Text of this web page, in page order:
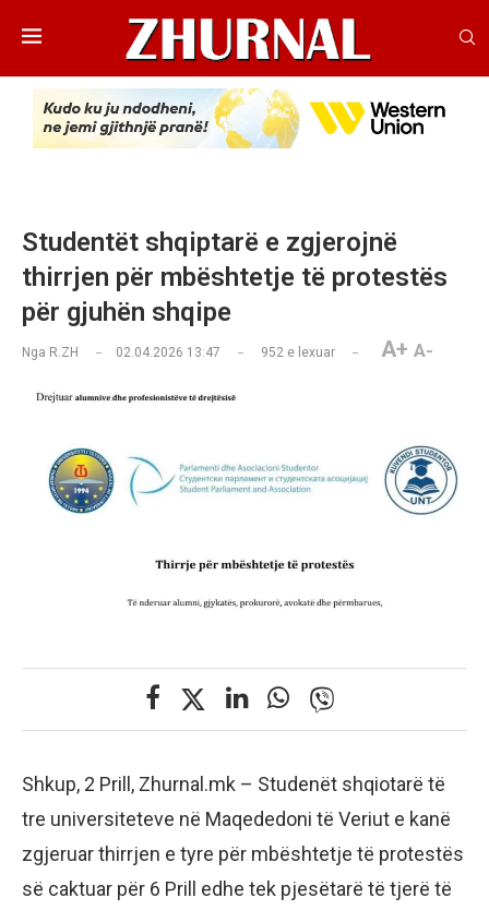
Studentët shqiptarë e zgjerojnë
thirrjen për mbështetje të protestës
për gjuhën shqipe
Nga R.ZH 02.04.2026 13:47 952 e lexuar A+ A-
Shkup, 2 Prill, Zhurnal.mk – Studenët shqiotarë të
tre universiteteve në Maqededoni të Veriut e kanë
zgjeruar thirrjen e tyre për mbështetje të protestës
së caktuar për 6 Prill edhe tek pjesëtarë të tjerë të